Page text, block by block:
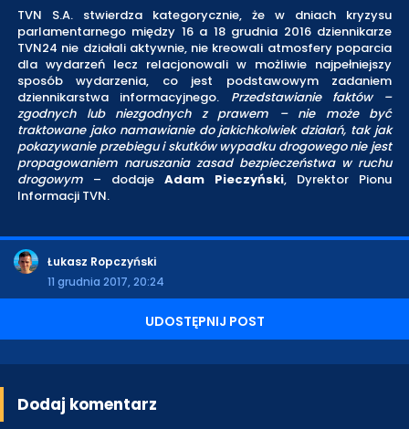
TVN S.A. stwierdza kategorycznie, że w dniach kryzysu
parlamentarnego między 16 a 18 grudnia 2016 dziennikarze
TVN24 nie działali aktywnie, nie kreowali atmosfery poparcia
dla wydarzeń lecz relacjonowali w możliwie najpełniejszy
sposób wydarzenia, co jest podstawowym zadaniem
dziennikarstwa informacyjnego. Przedstawianie faktów –
zgodnych lub niezgodnych z prawem – nie może być
traktowane jako namawianie do jakichkolwiek działań, tak jak
pokazywanie przebiegu i skutków wypadku drogowego nie jest
propagowaniem naruszania zasad bezpieczeństwa w ruchu
drogowym – dodaje Adam Pieczyński, Dyrektor Pionu
Informacji TVN.
Łukasz Ropczyński
11 grudnia 2017, 20:24
UDOSTĘPNIJ POST
Dodaj komentarz